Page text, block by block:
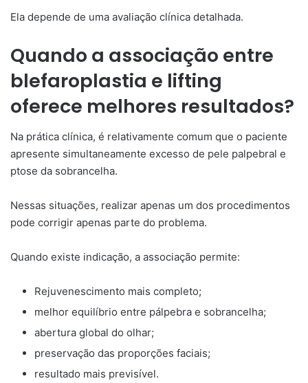
Ela depende de uma avaliação clínica detalhada.
Quando a associação entre
blefaroplastia e lifting
oferece melhores resultados?
Na prática clínica, é relativamente comum que o paciente
apresente simultaneamente excesso de pele palpebral e
ptose da sobrancelha.
Nessas situações, realizar apenas um dos procedimentos
pode corrigir apenas parte do problema.
Quando existe indicação, a associação permite:
Rejuvenescimento mais completo;
melhor equilíbrio entre pálpebra e sobrancelha;
abertura global do olhar;
preservação das proporções faciais;
resultado mais previsível.